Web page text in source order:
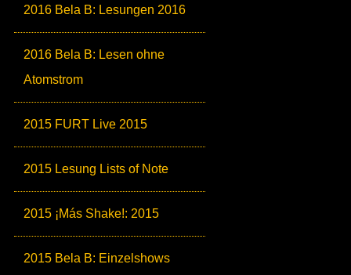
2016 Bela B: Lesungen 2016
2016 Bela B: Lesen ohne
Atomstrom
2015 FURT Live 2015
2015 Lesung Lists of Note
2015 ¡Más Shake!: 2015
2015 Bela B: Einzelshows